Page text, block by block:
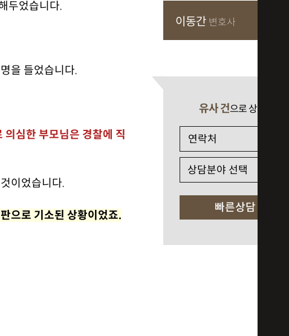
두었습니다.
을 들었습니다.
심한 부모님은 경찰에 직
이었습니다.
으로 기소된 상황이었죠.
이동간 변호사
유사 건으로 상담 필요 시